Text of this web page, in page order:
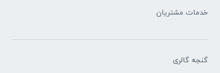
خدمات مشتریان
گنجه گالری